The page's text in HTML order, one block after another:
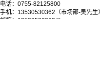
电话：0755-82125800
手机：13530530362（市场部-吴先生）
邮箱：13530530362@qq.com